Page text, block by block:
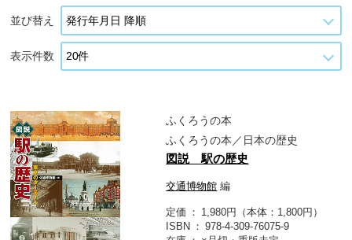
並び替え
表示件数
ふくろうの本
ふくろうの本／日本の歴史
図説 駅の歴史
交通博物館 編
定価
1,980円（本体：1,800円）
ISBN
978-4-309-76075-9